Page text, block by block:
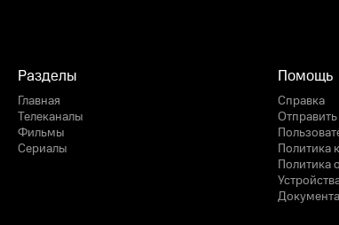
Разделы
Главная
Телеканалы
Фильмы
Сериалы
Помощь
Справка
Политика
Политика